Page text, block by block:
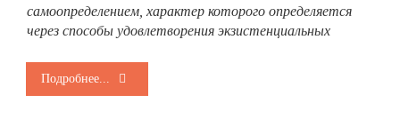
самоопределением, характер которого определяется
через способы удовлетворения экзистенциальных
Подробнее...